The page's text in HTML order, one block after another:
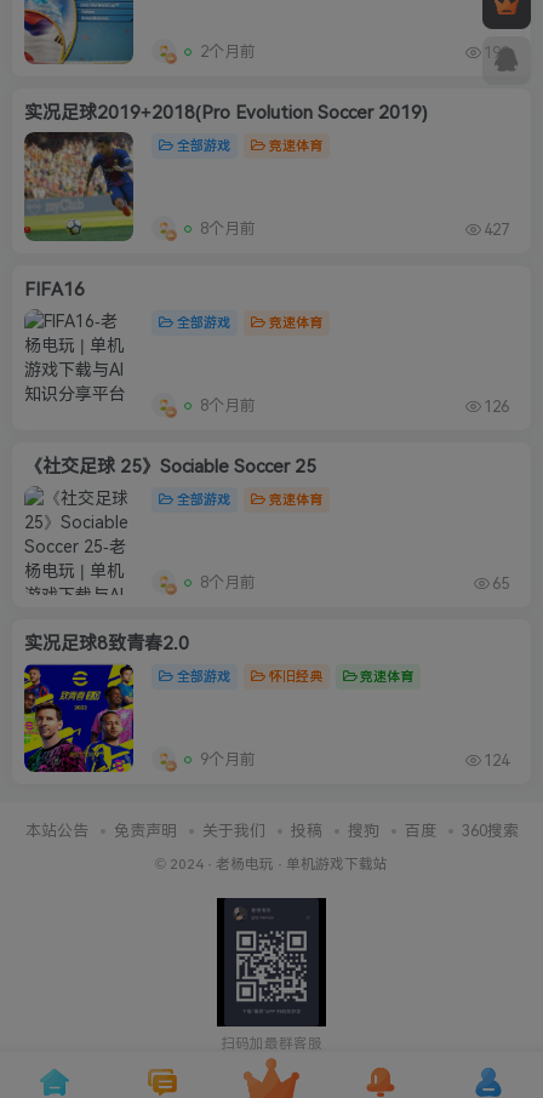
2个月前 199
实况足球2019+2018(Pro Evolution Soccer 2019)
全部游戏 竞速体育
8个月前 427
FIFA16
全部游戏 竞速体育
8个月前 126
《社交足球 25》Sociable Soccer 25
全部游戏 竞速体育
8个月前 65
实况足球8致青春2.0
全部游戏 怀旧经典 竞速体育
9个月前 124
本站公告 免责声明 关于我们 投稿 搜狗 百度 360搜索
© 2024 · 老杨电玩 · 单机游戏下载站
扫码加最群客服